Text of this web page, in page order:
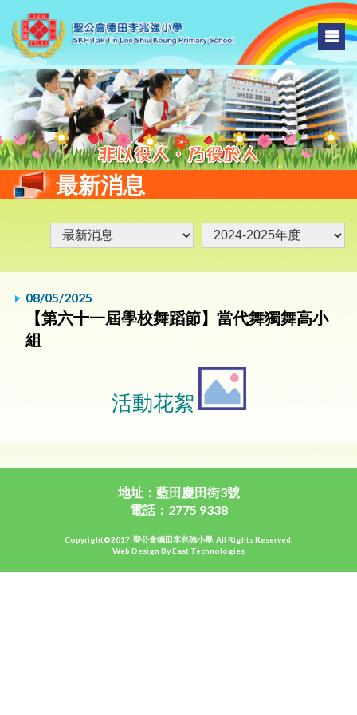
最新消息
08/05/2025
【第六十一屆學校舞蹈節】當代舞獨舞高小
組
活動花絮
地址：藍田慶田街3號
電話：2775 9338
Copyright©2017. 聖公會德田李兆強小學, All Rights Reserved.
Web Design By East Technologies